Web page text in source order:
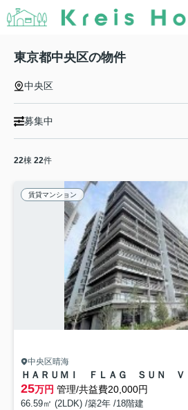
東京都中央区の物件
中央区
募集中
22棟 22件
賃貸マンション
中央区晴海
25万円 管理/共益費20,000円
66.59㎡ (2LDK) /築2年 /18階建